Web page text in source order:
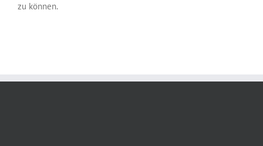
zu können.